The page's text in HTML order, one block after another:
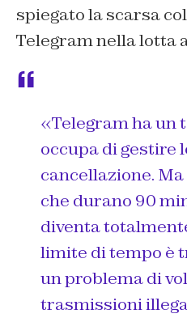
spiegato la scarsa
Telegram nella lotta
«Telegram ha un
occupa di gestire
cancellazione.
che durano 90
diventa
limite di tempo è
un problema di
trasmissioni